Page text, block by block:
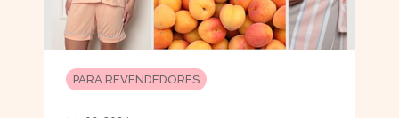
PARA REVENDEDORES